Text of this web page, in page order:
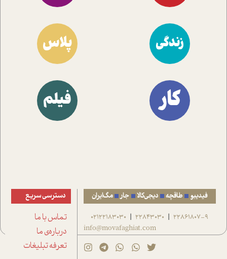
زندگی پلاس
کار فیلم
فیدیبو طاقچه دیجی‌کالا جار مگ‌ایران
22861807-9
|
22843030
|
02122183030
info@movafaghiat.com
دسترسی سریع
تماس با ما
درباره‌ی ما
تعرفه تبلیغات